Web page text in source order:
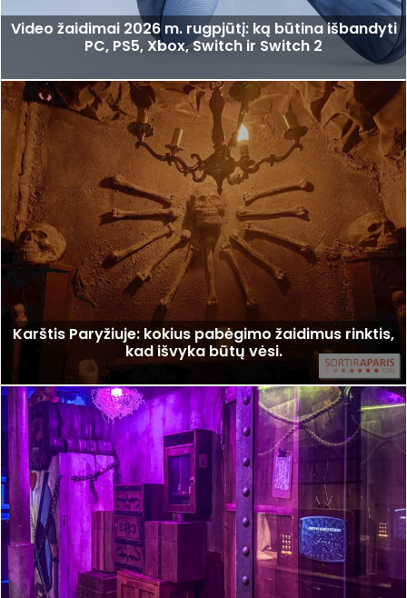
Video žaidimai 2026 m. rugpjūtį: ką būtina išbandyti
PC, PS5, Xbox, Switch ir Switch 2
Karštis Paryžiuje: kokius pabėgimo žaidimus rinktis,
kad išvyka būtų vėsi.